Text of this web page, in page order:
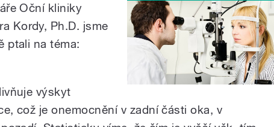
Oční kliniky
Kordy, Ph.D. jsme
ptali na téma:
výskyt
což je onemocnění v zadní části oka, v